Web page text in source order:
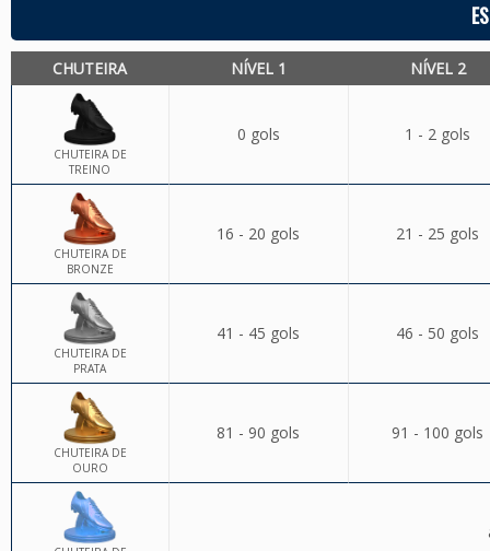
CHUTEIRA NÍVEL 1 NÍVEL 2
CHUTEIRA DE
TREINO
0 gols 1 - 2 gols
CHUTEIRA DE
BRONZE
16 - 20 gols 21 - 25 gols
CHUTEIRA DE
PRATA
41 - 45 gols 46 - 50 gols
CHUTEIRA DE
OURO
81 - 90 gols 91 - 100 gols